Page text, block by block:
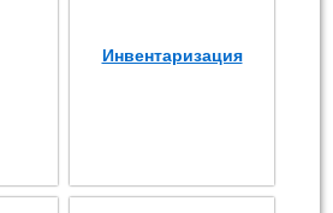
Инвентаризация